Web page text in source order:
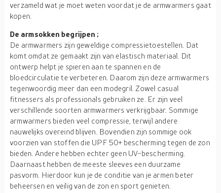
verzameld wat je moet weten voordat je de armwarmers gaat
kopen.
De armsokken begrijpen ;
De armwarmers zijn geweldige compressietoestellen. Dat
komt omdat ze gemaakt zijn van elastisch materiaal. Dit
ontwerp helpt je spieren aan te spannen en de
bloedcirculatie te verbeteren. Daarom zijn deze armwarmers
tegenwoordig meer dan een modegril. Zowel casual
fitnessers als professionals gebruiken ze. Er zijn veel
verschillende soorten armwarmers verkrijgbaar. Sommige
armwarmers bieden veel compressie, terwijl andere
nauwelijks overeind blijven. Bovendien zijn sommige ook
voorzien van stoffen die UPF 50+ bescherming tegen de zon
bieden. Andere hebben echter geen UV-bescherming.
Daarnaast hebben de meeste sleeves een duurzame
pasvorm. Hierdoor kun je de conditie van je armen beter
beheersen en veilig van de zon en sport genieten.